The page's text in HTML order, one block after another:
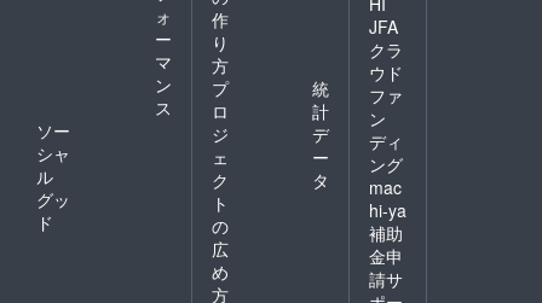
ォ
ー
マ
ン
ス
ソー
シャ
ル
グッ
ド
作
り
方
プ
ロ
ジ
ェ
ク
ト
の
広
め
方
統
計
デ
ー
タ
JFA
クラ
ウド
ファ
ン
ディ
ング
mac
hi-ya
補助
金申
請サ